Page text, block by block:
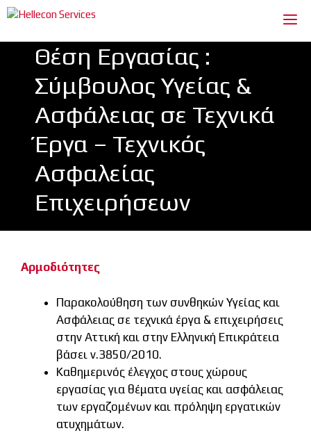
Μετάβαση
περιεχόμενοΘέση Εργασίας :
Σύμβουλος Υγείας &
Ασφάλειας σε Τεχνικά
Έργα – Τεχνικός
Ασφαλείας
Επιχειρήσεων
Αρμοδιότητες
Παρακολούθηση των συνθηκών Υγείας και
Ασφάλειας σε τεχνικά έργα & επιχειρήσεις
στην Αττική και στην Ελληνική Επικράτεια
βάσει ν.3850/2010.
Καθημερινός έλεγχος στους χώρους
εργασίας για θέματα υγείας και ασφάλειας
των εργαζομένων και πρόληψη εργατικών
ατυχημάτων.